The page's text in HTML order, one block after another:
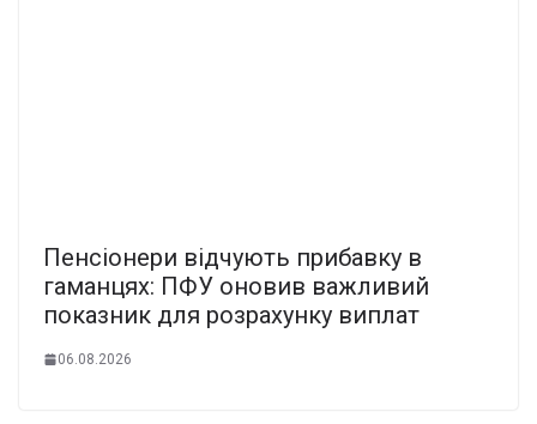
Пенсіонери відчують прибавку в
гаманцях: ПФУ оновив важливий
показник для розрахунку виплат
06.08.2026